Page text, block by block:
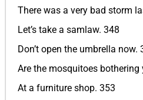
There was a very bad storm
Let’s take a samlaw. 348
Don’t open the umbrella now.
Are the mosquitoes bothering
At a furniture shop. 353